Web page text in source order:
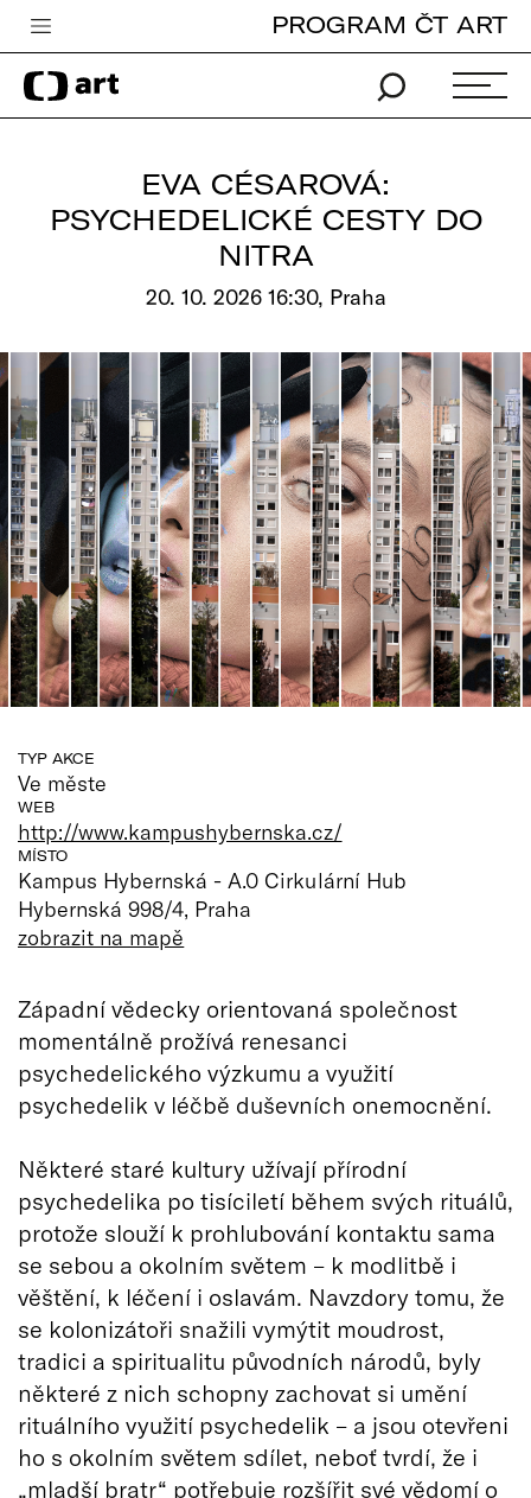
Česká televize
Zpravodajství
iVysílání
edu
Vše o ČT
PROGRAM ČT ART
EVA CÉSAROVÁ:
PSYCHEDELICKÉ CESTY DO
NITRA
20. 10. 2026 16:30, Praha
TYP AKCE
Ve měste
WEB
http://www.kampushybernska.cz/
MÍSTO
Kampus Hybernská - A.0 Cirkulární Hub
Hybernská 998/4, Praha
zobrazit na mapě
Západní vědecky orientovaná společnost
momentálně prožívá renesanci
psychedelického výzkumu a využití
psychedelik v léčbě duševních onemocnění.
Některé staré kultury užívají přírodní
psychedelika po tisíciletí během svých rituálů,
protože slouží k prohlubování kontaktu sama
se sebou a okolním světem – k modlitbě i
věštění, k léčení i oslavám. Navzdory tomu, že
se kolonizátoři snažili vymýtit moudrost,
tradici a spiritualitu původních národů, byly
některé z nich schopny zachovat si umění
rituálního využití psychedelik – a jsou otevřeni
ho s okolním světem sdílet, neboť tvrdí, že i
„mladší bratr“ potřebuje rozšířit své vědomí o